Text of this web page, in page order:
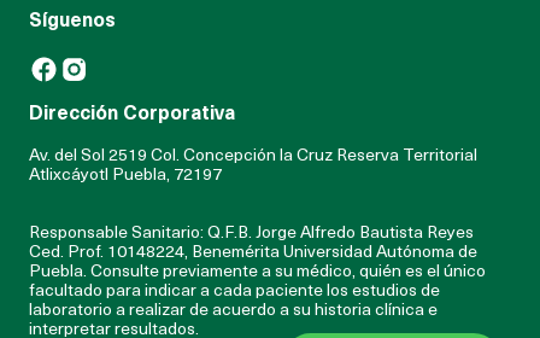
Síguenos
Dirección Corporativa
Av. del Sol 2519 Col. Concepción la Cruz Reserva Territorial
Atlixcáyotl Puebla, 72197
Responsable Sanitario: Q.F.B. Jorge Alfredo Bautista Reyes
Ced. Prof. 10148224, Benemérita Universidad Autónoma de
Puebla. Consulte previamente a su médico, quién es el único
facultado para indicar a cada paciente los estudios de
laboratorio a realizar de acuerdo a su historia clínica e
interpretar resultados.